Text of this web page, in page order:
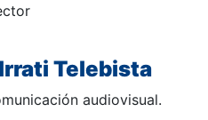
Telebista
audiovisual.